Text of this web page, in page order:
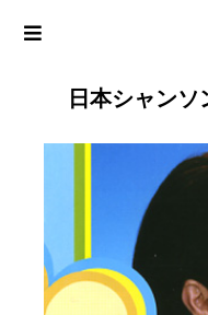
日本シャン